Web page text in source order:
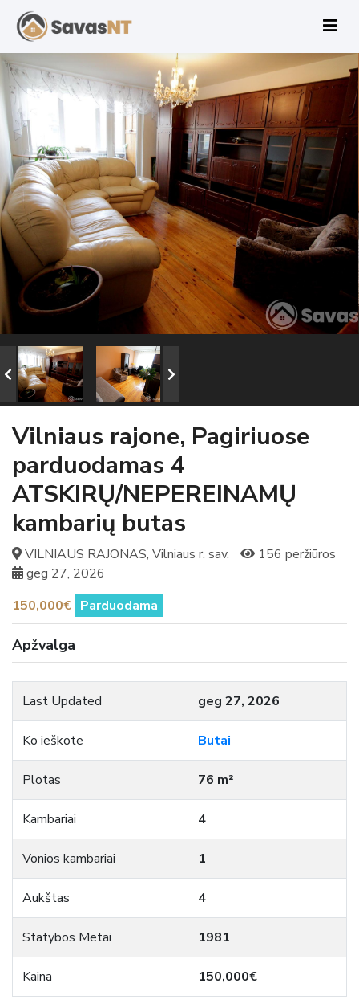
Vilniaus rajone, Pagiriuose
parduodamas 4
ATSKIRŲ/NEPEREINAMŲ
kambarių butas
VILNIAUS RAJONAS, Vilniaus r. sav.
156 peržiūros
geg 27, 2026
150,000€ Parduodama
Apžvalga
Last Updated geg 27, 2026
Ko ieškote Butai
Plotas 76 m²
Kambariai 4
Vonios kambariai 1
Aukštas 4
Statybos Metai 1981
Kaina 150,000€